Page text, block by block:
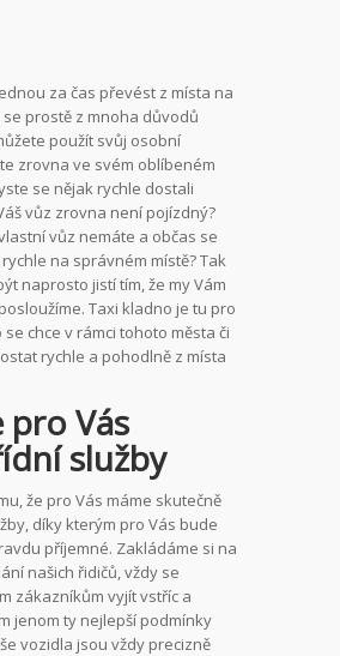
za čas převést z místa na
se prostě z mnoha důvodů
použít svůj osobní
zrovna ve svém oblíbeném
se nějak rychle dostali
vůz zrovna není pojízdný?
vůz nemáte a občas se
na správném místě? Tak
naprosto jistí tím, že my Vám
Taxi kladno je tu pro
chce v rámci tohoto města či
rychle a pohodlně z místa
pro Vás
služby
že pro Vás máme skutečně
díky kterým pro Vás bude
příjemné. Zakládáme si na
našich řidičů, vždy se
zákazníkům vyjít vstříc a
jenom ty nejlepší podmínky
vozidla jsou vždy precizně